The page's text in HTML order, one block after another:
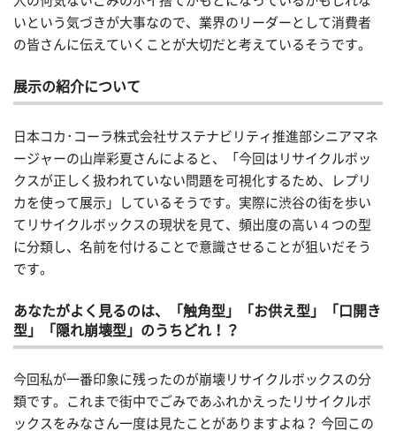
いという気づきが大事なので、業界のリーダーとして消費者
の皆さんに伝えていくことが大切だと考えているそうです。
展示の紹介について
日本コカ･コーラ株式会社サステナビリティ推進部シニアマネ
ージャーの山岸彩夏さんによると、「今回はリサイクルボッ
クスが正しく扱われていない問題を可視化するため、レプリ
カを使って展示」しているそうです。実際に渋谷の街を歩い
てリサイクルボックスの現状を見て、頻出度の高い４つの型
に分類し、名前を付けることで意識させることが狙いだそう
です。
あなたがよく見るのは、「触角型」「お供え型」「口開き
型」「隠れ崩壊型」のうちどれ！？
今回私が一番印象に残ったのが崩壊リサイクルボックスの分
類です。これまで街中でごみであふれかえったリサイクルボ
ックスをみなさん一度は見たことがありますよね？ 今回この